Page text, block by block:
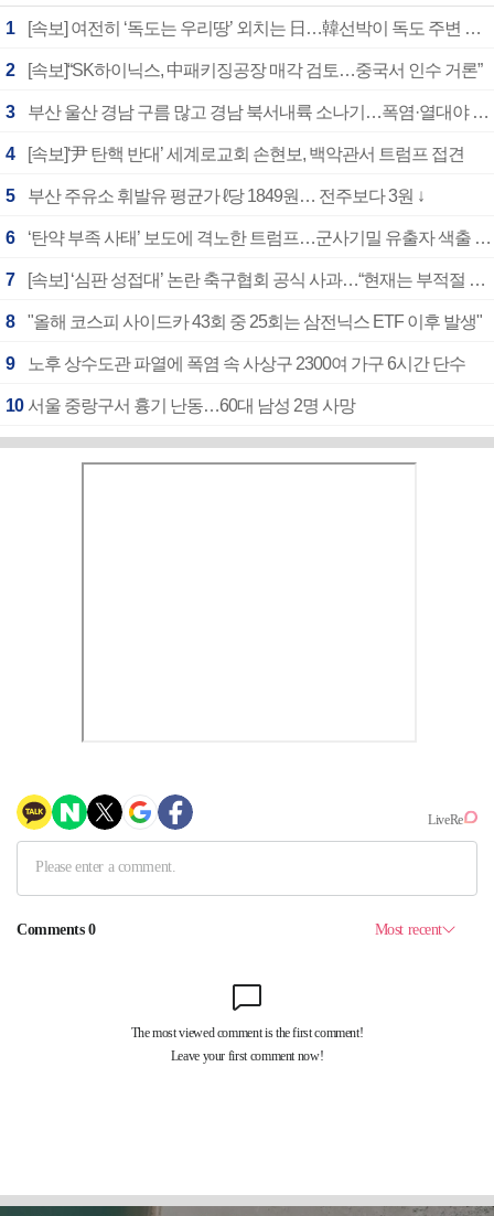
1 [속보] 여전히 ‘독도는 우리땅’ 외치는 日…韓선박이 독도 주변 해양조사 활동하자 반발
2 [속보]“SK하이닉스, 中패키징공장 매각 검토…중국서 인수 거론”
3 부산 울산 경남 구름 많고 경남 북서내륙 소나기…폭염·열대야 계속
4 [속보]‘尹 탄핵 반대’ 세계로교회 손현보, 백악관서 트럼프 접견
5 부산 주유소 휘발유 평균가 ℓ당 1849원… 전주보다 3원 ↓
6 ‘탄약 부족 사태’ 보도에 격노한 트럼프…군사기밀 유출자 색출 지시
7 [속보] ‘심판 성접대’ 논란 축구협회 공식 사과…“현재는 부적절 행위 없어”
8 "올해 코스피 사이드카 43회 중 25회는 삼전닉스 ETF 이후 발생"
9 노후 상수도관 파열에 폭염 속 사상구 2300여 가구 6시간 단수
10 서울 중랑구서 흉기 난동…60대 남성 2명 사망